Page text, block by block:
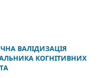
ВАЛІДИЗАЦІЯ
КОГНІТИВНИХ